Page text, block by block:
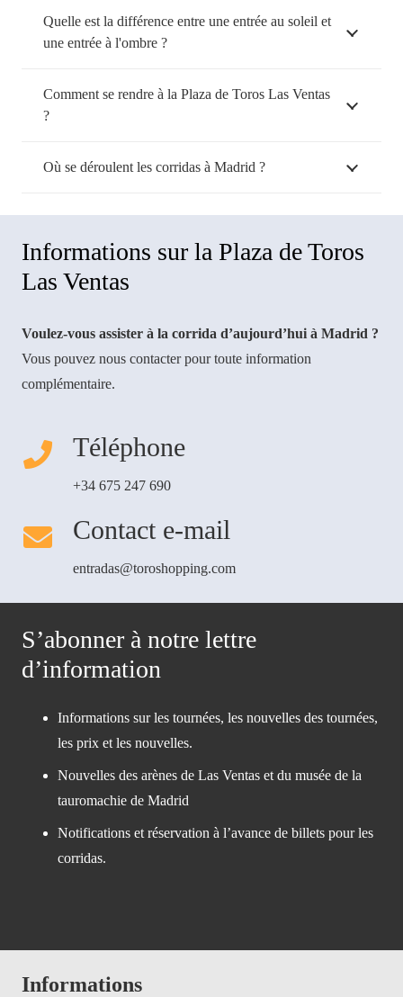
Quelle est la différence entre une entrée au soleil et
une entrée à l'ombre ?
Comment se rendre à la Plaza de Toros Las Ventas
?
Où se déroulent les corridas à Madrid ?
Informations sur la Plaza de Toros
Las Ventas
Voulez-vous assister à la corrida d’aujourd’hui à Madrid ?
Vous pouvez nous contacter pour toute information
complémentaire.
Téléphone
+34 675 247 690
Contact e-mail
entradas@toroshopping.com
S’abonner à notre lettre
d’information
Informations sur les tournées, les nouvelles des tournées,
les prix et les nouvelles.
Nouvelles des arènes de Las Ventas et du musée de la
tauromachie de Madrid
Notifications et réservation à l’avance de billets pour les
corridas.
Informations